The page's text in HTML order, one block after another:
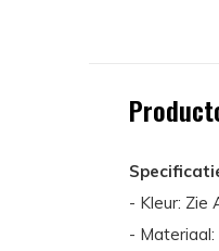
- Kleur: Zie
-